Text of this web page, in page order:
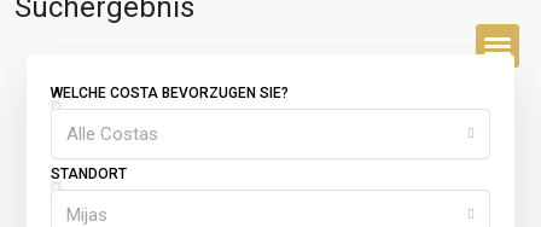
Suchergebnis
WELCHE COSTA BEVORZUGEN SIE?
Alle Costas
STANDORT
Mijas